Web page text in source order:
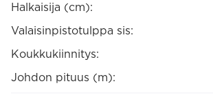
Halkaisija (cm):
Valaisinpistotulppa sis:
Koukkukiinnitys:
Johdon pituus (m):